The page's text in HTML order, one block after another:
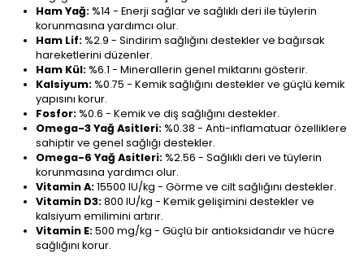
Ham Yağ:%14 - Enerji sağlar ve sağlıklı deri ile tüylerin
korunmasına yardımcı olur.
Ham Lif:%2.9 - Sindirim sağlığını destekler ve bağırsak
hareketlerini düzenler.
Ham Kül:%6.1 - Minerallerin genel miktarını gösterir.
Kalsiyum:%0.75 - Kemik sağlığını destekler ve güçlü kemik
yapısını korur.
Fosfor:%0.6 - Kemik ve diş sağlığını destekler.
Omega-3 Yağ Asitleri:%0.38 - Anti-inflamatuar özelliklere
sahiptir ve genel sağlığı destekler.
Omega-6 Yağ Asitleri:%2.56 - Sağlıklı deri ve tüylerin
korunmasına yardımcı olur.
Vitamin A:15500 IU/kg - Görme ve cilt sağlığını destekler.
Vitamin D3:800 IU/kg - Kemik gelişimini destekler ve
kalsiyum emilimini artırır.
Vitamin E:500 mg/kg - Güçlü bir antioksidandır ve hücre
sağlığını korur.